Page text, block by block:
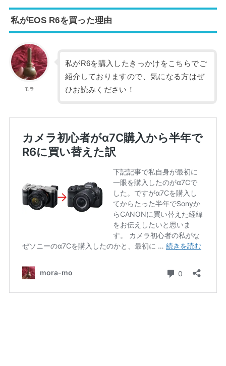
私がEOS R6を買った理由
モラ
私がR6を購入したきっかけをこちらでご
紹介しておりますので、気になる方はぜ
ひお読みください！